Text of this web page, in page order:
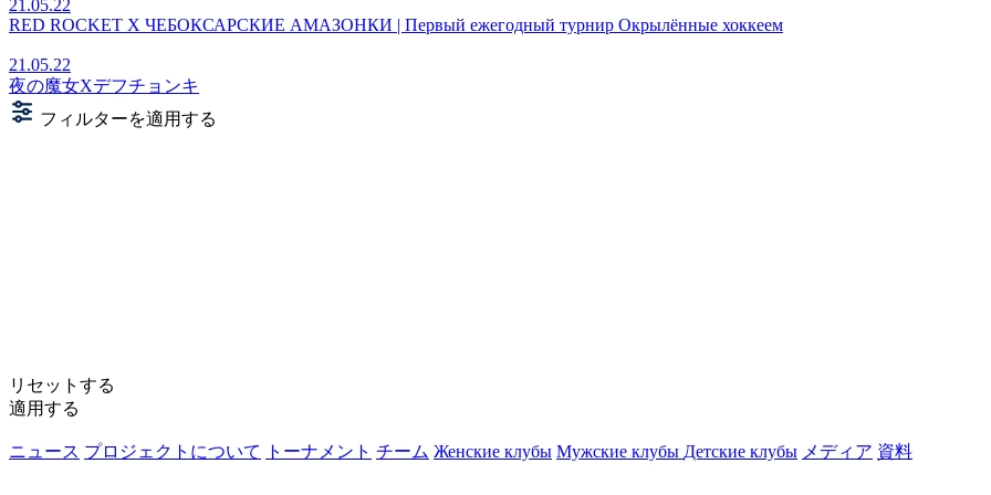
21.05.22
RED ROCKET X ЧЕБОКСАРСКИЕ АМАЗОНКИ | Первый ежегодный турнир Окрылённые хоккеем
21.05.22
夜の魔女Xデフチョンキ
フィルターを適用する
リセットする
適用する
ニュース プロジェクトについて トーナメント チーム Женские клубы Мужские клубы Детские клубы メディア 資料